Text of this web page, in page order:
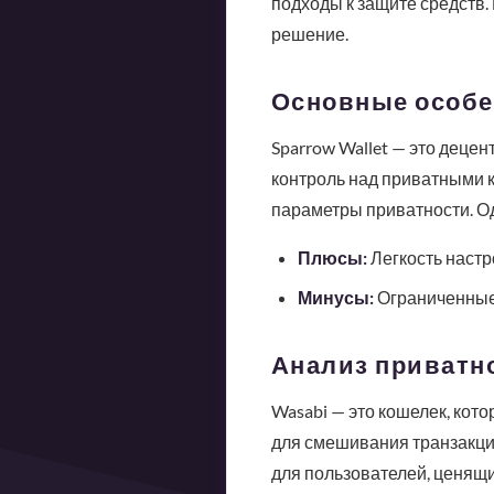
решение.
Основные
Sparrow Wallet — это
контроль над приватными
параметры приватности.
Плюсы:Легкость
Минусы:
Анализ
Wasabi — это кошелек,
для смешивания
для пользователей,